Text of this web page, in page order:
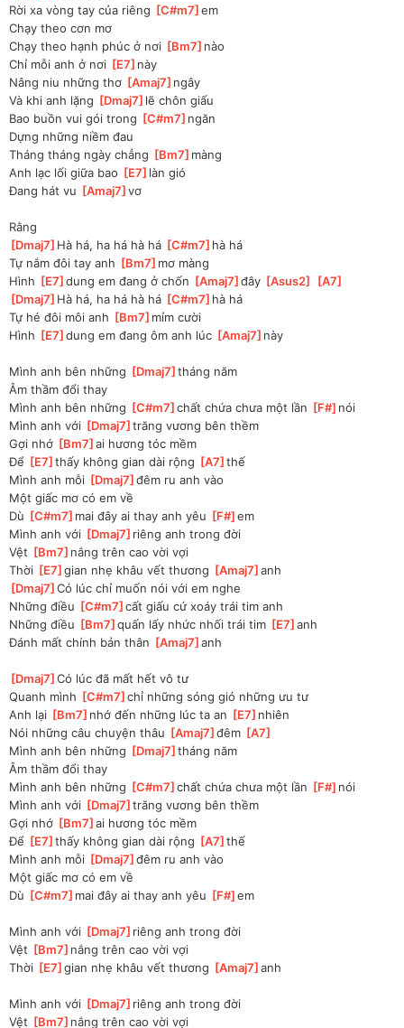
Rời xa vòng tay của riêng [C#m7 ]
em
Chạy theo cơn mơ
Chạy theo hạnh phúc ở nơi [Bm7 ]nào
Chỉ mỗi anh ở nơi [E7 ]này
Nâng niu những thơ [Amaj7 ]ngây
Và khi anh lặng [Dmaj7 ]lẽ chôn giấu
Bao buồn vui gói trong [C#m7 ]ngăn
Dựng những niềm đau
Tháng tháng ngày chẳng [Bm7 ]màng
Anh lạc lối giữa bao [E7 ]làn gió
Đang hát vu [Amaj7 ]
vơ
Rằng
[Dmaj7 ]Hà há, ha há hà há [C#m7 ]hà há
Tự nắm đôi tay anh [Bm7 ]mơ màng
Hình [E7 ]
dung em đang ở chốn [Amaj7 ]
đây [Asus2 [A7
[Dmaj7 ]Hà há, ha há hà há [C#m7 ]hà há
Tự hé đôi môi anh [Bm7 ]mỉm cười
Hình [E7 ]
dung em đang ôm anh lúc [Amaj7 ]này
Mình anh bên những [Dmaj7 ]tháng năm
Âm thầm đổi thay
Mình anh bên những [C#m7 ]
chất chứa chưa một lần [F# ]nói
Mình anh với [Dmaj7 ]trăng vương bên thềm
Gợi nhớ [Bm7 ]
ai hương tóc mềm
Để [E7 ]thấy không gian dài rộng [A7 ]thế
Mình anh mỗi [Dmaj7 ]
đêm ru anh vào
Một giấc mơ có em về
Dù [C#m7 ]mai đây ai thay anh yêu [F# ]
em
Mình anh với [Dmaj7 ]riêng anh trong đời
Vệt [Bm7 ]nắng trên cao vời vợi
Thời [E7 ]
gian nhẹ khâu vết thương [Amaj7 ]
anh
[Dmaj7 ]
Có lúc chỉ muốn nói với em nghe
Những điều [C#m7 ]
cất giấu cứ xoáy trái tim anh
Những điều [Bm7 ]
quấn lấy nhức nhối trái tim [E7 ]
anh
Đánh mất chính bản thân [Amaj7 ]
anh
[Dmaj7 ]
Có lúc đã mất hết vô tư
Quanh mình [C#m7 ]
chỉ những sóng gió những ưu tư
Anh lại [Bm7 ]nhớ đến những lúc ta an [E7 ]nhiên
Nói những câu chuyện thâu [Amaj7 ]
đêm [A7
Mình anh bên những [Dmaj7 ]tháng năm
Âm thầm đổi thay
Mình anh bên những [C#m7 ]
chất chứa chưa một lần [F# ]nói
Mình anh với [Dmaj7 ]trăng vương bên thềm
Gợi nhớ [Bm7 ]
ai hương tóc mềm
Để [E7 ]thấy không gian dài rộng [A7 ]thế
Mình anh mỗi [Dmaj7 ]
đêm ru anh vào
Một giấc mơ có em về
Dù [C#m7 ]mai đây ai thay anh yêu [F# ]
em
Mình anh với [Dmaj7 ]riêng anh trong đời
Vệt [Bm7 ]nắng trên cao vời vợi
Thời [E7 ]
gian nhẹ khâu vết thương [Amaj7 ]
anh
Mình anh với [Dmaj7 ]riêng anh trong đời
Vệt [Bm7 ]nắng trên cao vời vợi